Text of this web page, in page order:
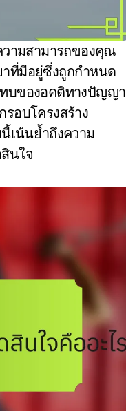
าที่มีอยู่ซึ่งถูกกำหนด
บของอคติทางปัญญา
อบโครงสร้าง
เน้นย้ำถึงความ
นใจ